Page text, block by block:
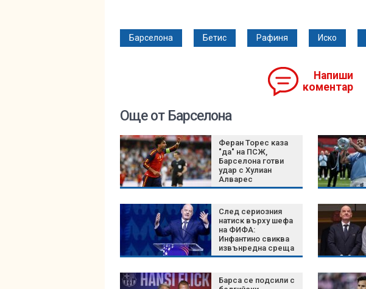
Барселона Бетис Рафиня Иско
Напиши
коментар
Още от Барселона
Феран Торес каза
"да" на ПСЖ,
Барселона готви
удар с Хулиан
Алварес
След сериозния
натиск върху шефа
на ФИФА:
Инфантино свиква
извънредна среща
на върха на
Барса се подсили с